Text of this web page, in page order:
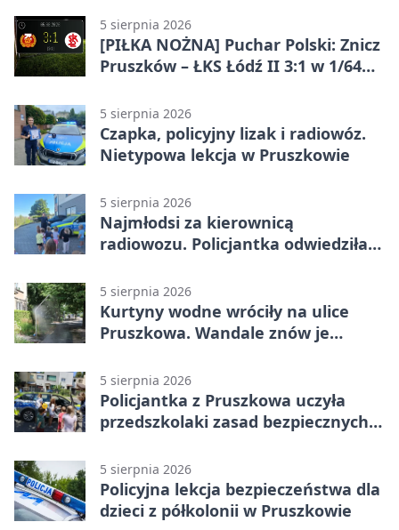
5 sierpnia 2026
[PIŁKA NOŻNA] Puchar Polski: Znicz
Pruszków – ŁKS Łódź II 3:1 w 1/64
5 sierpnia 2026
Czapka, policyjny lizak i radiowóz.
Nietypowa lekcja w Pruszkowie
5 sierpnia 2026
Najmłodsi za kierownicą
radiowozu. Policjantka odwiedziła
5 sierpnia 2026
Kurtyny wodne wróciły na ulice
Pruszkowa. Wandale znów je
5 sierpnia 2026
Policjantka z Pruszkowa uczyła
przedszkolaki zasad bezpiecznych
5 sierpnia 2026
Policyjna lekcja bezpieczeństwa dla
dzieci z półkolonii w Pruszkowie